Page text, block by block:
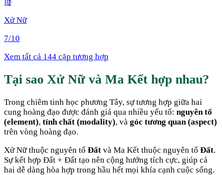
Xử Nữ
7/10
Xem tất cả 144 cặp tương hợp
Tại sao Xử Nữ và Ma Kết hợp nhau?
Trong chiêm tinh học phương Tây, sự tương hợp giữa hai
cung hoàng đạo được đánh giá qua nhiều yếu tố: nguyên tố
(element), tính chất (modality), và góc tương quan (aspect)
trên vòng hoàng đạo.
Xử Nữthuộc nguyên tố Đất và Ma Kết thuộc nguyên tố Đất.
Sự kết hợp Đất + Đất tạo nên cộng hưởng tích cực, giúp cả
hai dễ dàng hòa hợp trong hầu hết mọi khía cạnh cuộc sống.